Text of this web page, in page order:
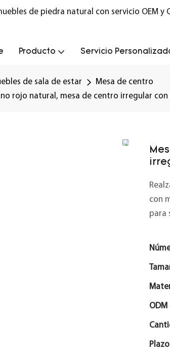
de piedra natural con servicio OEM y
Producto Servicio
de sala de estar
Mesa de centro
rojo natural, mesa de centro irregular con
con
para
ODM